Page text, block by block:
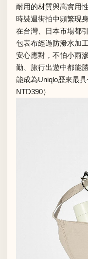
耐用的材質與高實用
時裝週街拍中頻繁現
在台灣、日本市場都
包表布經過防潑水加
安心應對，不怕小雨
勤、旅行出遊中都能
能成為Uniqlo歷來最
NTD390）